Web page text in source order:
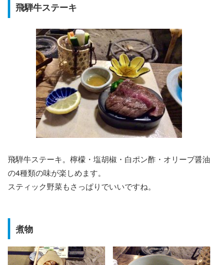
飛騨牛ステーキ
飛騨牛ステーキ。檸檬・塩胡椒・白ポン酢・オリーブ醤油
の4種類の味が楽しめます。
スティック野菜もさっぱりでいいですね。
煮物